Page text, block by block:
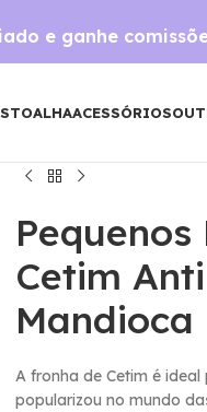
e ganhe
TOALHAACESSÓRIOS
Cetim
Mandioca
A fronha de Cetim é
popularizou no mundo